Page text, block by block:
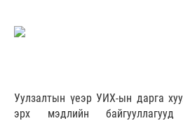
Уулзалтын үеэр УИХ-ын дарга
эрх мэдлийн